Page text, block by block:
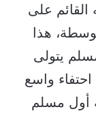
على
هذا
يتولى
واسع
أول مسلم